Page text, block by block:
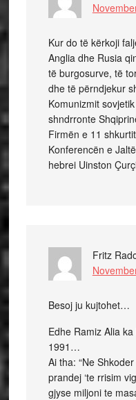
Kur do të kërkoji
Anglia dhe Rusia
të burgosurve, të
dhe të përndjekur
Komunizmit
shndrronte
Firmën e 11
Konferencën e
hebrei Uinston
Fritz
Besoj ju kujtohet…
Edhe Ramiz Alia
1991…
Ai tha: “Ne
prandej ‘te rrisim
gjyse miljoni te